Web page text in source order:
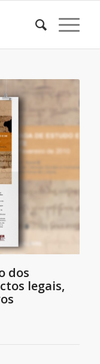
dos
legais,